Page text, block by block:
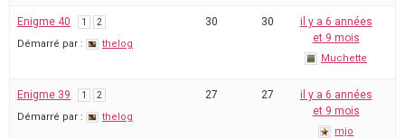
Enigme 40 1 2
Démarré par : thelog
30 30
il y a 6 années
et 9 mois
Muchette
Enigme 39 1 2
Démarré par : thelog
27 27
il y a 6 années
et 9 mois
mjo